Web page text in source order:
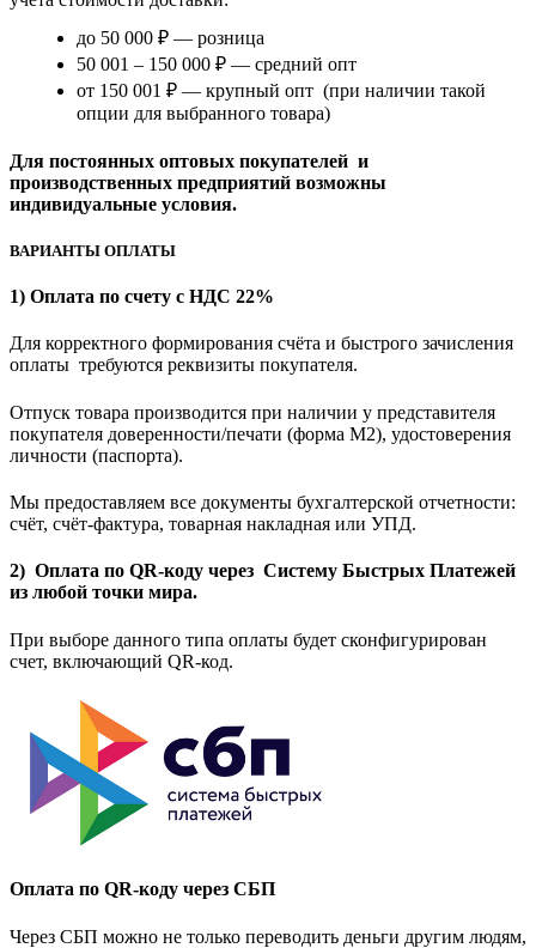
до 50 000 ₽ — розница
50 001 – 150 000 ₽ — средний опт
от 150 001 ₽ — крупный опт (при наличии такой
опции для выбранного товара)
Для постоянных оптовых покупателей и
производственных предприятий возможны
индивидуальные условия.
ВАРИАНТЫ ОПЛАТЫ
1) Оплата по счету с НДС 22%
Для корректного формирования счёта и быстрого зачисления
оплаты требуются реквизиты покупателя.
Отпуск товара производится при наличии у представителя
покупателя доверенности/печати (форма M2), удостоверения
личности (паспорта).
Мы предоставляем все документы бухгалтерской отчетности:
счёт, счёт-фактура, товарная накладная или УПД.
2) Оплата по QR-коду через Систему Быстрых Платежей
из любой точки мира.
При выборе данного типа оплаты будет сконфигурирован
счет, включающий QR-код.
Оплата по QR-коду через СБП
Через СБП можно не только переводить деньги другим людям,